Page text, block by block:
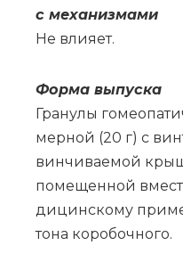
с ме­ха­низ­ма­ми
Не вли­я­ет.
Фор­ма вы­пус­ка
Гра­ну­лы
мер­ной (20 г) с
вин­чи­ва­е­мой
по­ме­щен­ной
ди­цин­ско­му
то­на ко­ро­боч­но­го.